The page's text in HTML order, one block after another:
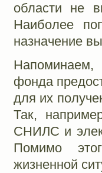
области не
Наиболее
назначение
Напоминаем,
фонда
для их
Так,
СНИЛС и
Помимо
жизненной